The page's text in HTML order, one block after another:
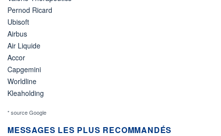
Pernod Ricard
Ubisoft
Airbus
Air Liquide
Accor
Capgemini
Worldline
Kleaholding
* source Google
MESSAGES LES PLUS RECOMMANDÉS